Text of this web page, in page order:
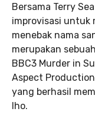
Bersama Terry
improvisasi untuk
menebak nama
merupakan
BBC3 Murder in
Aspect
yang berhasil
lho.